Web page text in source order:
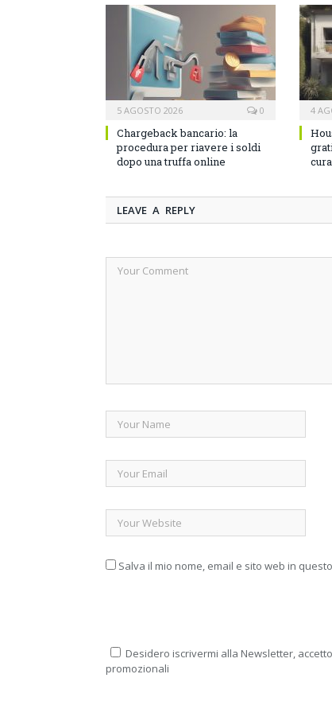
5 AGOSTO 2026 0
Chargeback bancario: la
procedura per riavere i soldi
dopo una truffa online
4
LEAVE A REPLY
Salva il mio nome, email e sito web in
Desidero iscrivermi alla Newsletter,
promozionali